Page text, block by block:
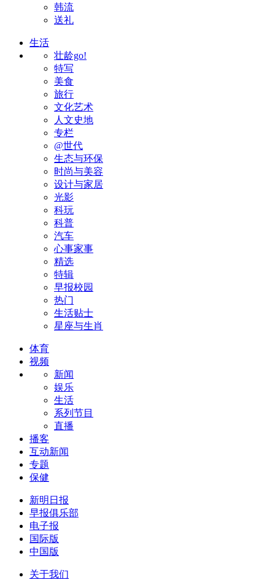
韩流
送礼
生活
壮龄go!
特写
美食
旅行
文化艺术
人文史地
专栏
@世代
生态与环保
时尚与美容
设计与家居
光影
科玩
科普
汽车
心事家事
精选
特辑
早报校园
热门
生活贴士
星座与生肖
体育
视频
新闻
娱乐
生活
系列节目
直播
播客
互动新闻
专题
保健
新明日报
早报俱乐部
电子报
国际版
中国版
关于我们